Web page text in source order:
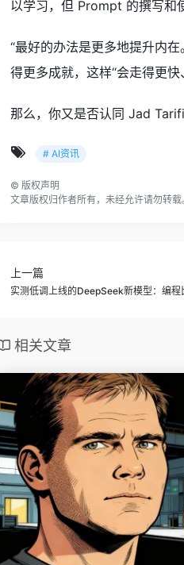
以学习，但 Prompt 的撰写和
“最好的办法是更多地提升内
得更多成就，这样“会走得更快
那么，你又是否认同 Jad
# AI资讯
© 版权声明
文章版权归作者所有，未经允许请勿转载
上一篇
实测低调上线的DeepSeek新模型：编
相关文章